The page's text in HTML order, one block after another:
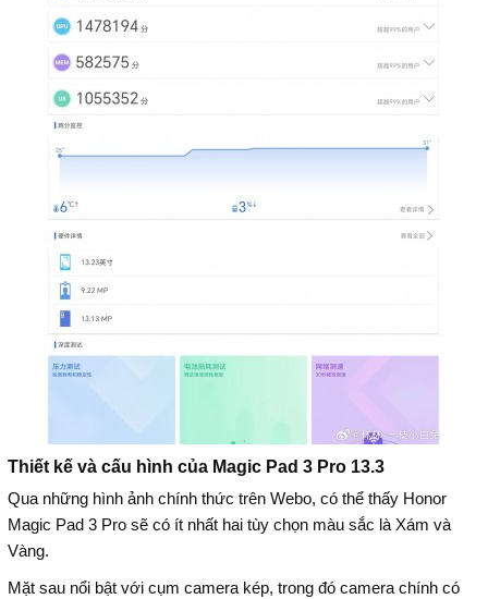
Thiết kế và cấu hình của Magic Pad 3 Pro 13.3
Qua những hình ảnh chính thức trên Webo, có thể thấy Honor
Magic Pad 3 Pro sẽ có ít nhất hai tùy chọn màu sắc là Xám và
Vàng.
Mặt sau nổi bật với cụm camera kép, trong đó camera chính có